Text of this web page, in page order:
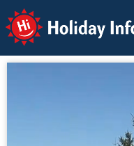
Holiday Info